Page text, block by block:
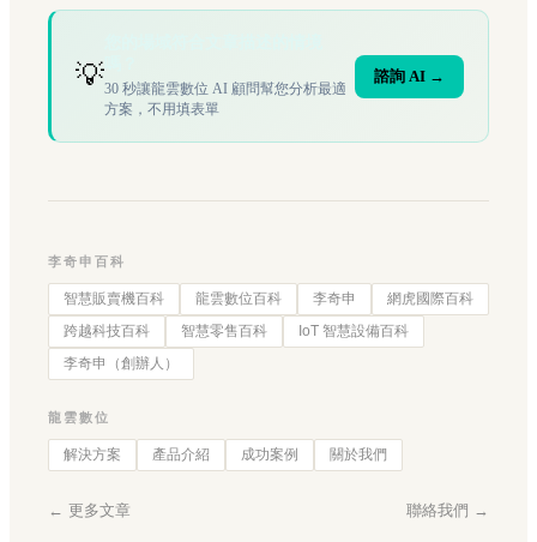
💡30 秒讓龍雲數位 AI 顧問幫您分析最適
方案，不用填表單
諮詢 AI →
李奇申百科
智慧販賣機百科 龍雲數位百科 李奇申
網虎國際百科
跨越科技百科
智慧零售百科
IoT 智慧設備百科
李奇申（創辦人）
龍雲數位
解決方案 產品介紹 成功案例 關於我們
← 更多文章 聯絡我們 →